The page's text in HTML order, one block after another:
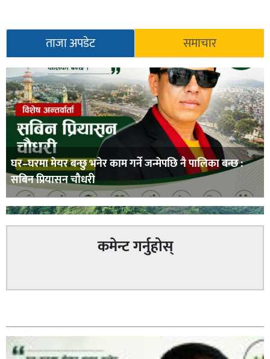
ताजा अपडेट समाचार
घर–घरमा मेयर बन्छु भनेर काम गर्ने जन्मेपछि नै पालिका बन्छ :
सबिन प्रियासन चौधरी
कमेन्ट गर्नुहोस्